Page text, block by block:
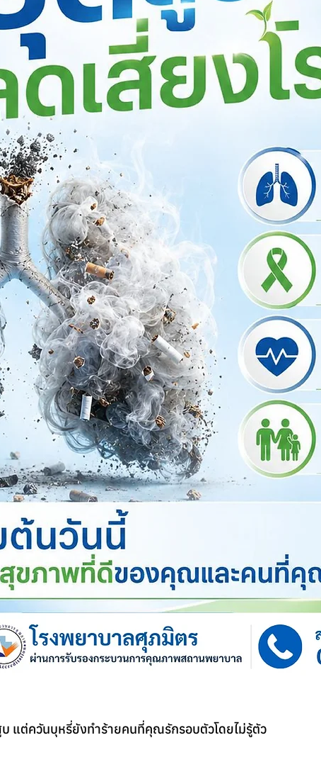
แต่ควันบุหรี่ยังทำร้ายคนที่คุณรักรอบตัวโดยไม่รู้ตัว